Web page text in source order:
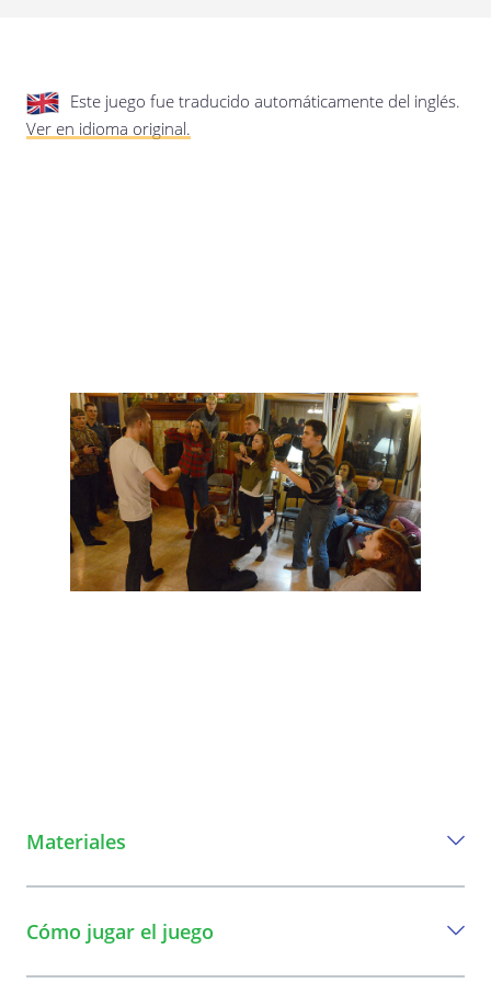
Este juego fue traducido automáticamente del inglés.
Ver en idioma original.
Materiales
juego.
Cómo jugar el juego